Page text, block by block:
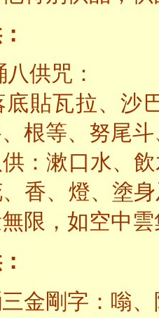
八供咒：
底貼瓦拉、沙
根等、努尾
供：漱口水、
香、燈、塗
限，如空中
剛字：嗡、